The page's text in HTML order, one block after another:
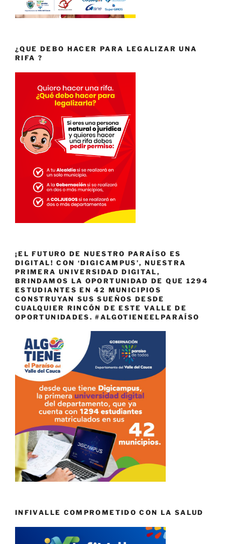
¿QUE DEBO HACER PARA LEGALIZAR UNA
RIFA ?
¡EL FUTURO DE NUESTRO PARAÍSO ES
DIGITAL! CON ‘DIGICAMPUS’, NUESTRA
PRIMERA UNIVERSIDAD DIGITAL,
BRINDAMOS LA OPORTUNIDAD DE QUE 1294
ESTUDIANTES EN 42 MUNICIPIOS
CONSTRUYAN SUS SUEÑOS DESDE
CUALQUIER RINCÓN DE ESTE VALLE DE
OPORTUNIDADES. #ALGOTIENEELPARAÍSO
INFIVALLE COMPROMETIDO CON LA SALUD